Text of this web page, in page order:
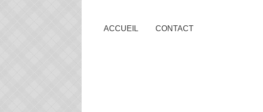
ACCUEIL CONTACT